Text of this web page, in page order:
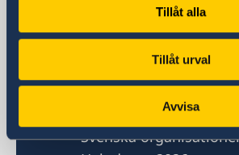
Tillåt alla
Tillåt urval
Avvisa
Lediga tjänster
Ambassaden
handläggare för
sommarsäsongen
Svenska